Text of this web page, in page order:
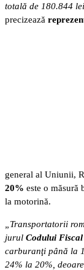
totală de 180.844
precizează
general al Uniunii,
20% este o măsură
la motorină.
„Transportatorii
jurul Codului Fiscal
carburanţi până la
24% la 20%,